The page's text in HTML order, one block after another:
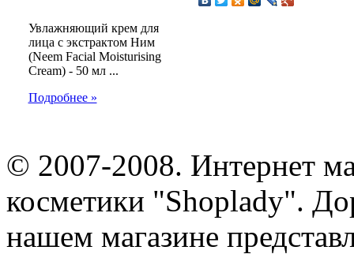
Увлажняющий крем для
лица c экстрактом Ним
(Neem Facial Moisturising
Cream) - 50 мл ...
Подробнее »
© 2007-2008. Интернет
косметики "Shoplady".
нашем магазине